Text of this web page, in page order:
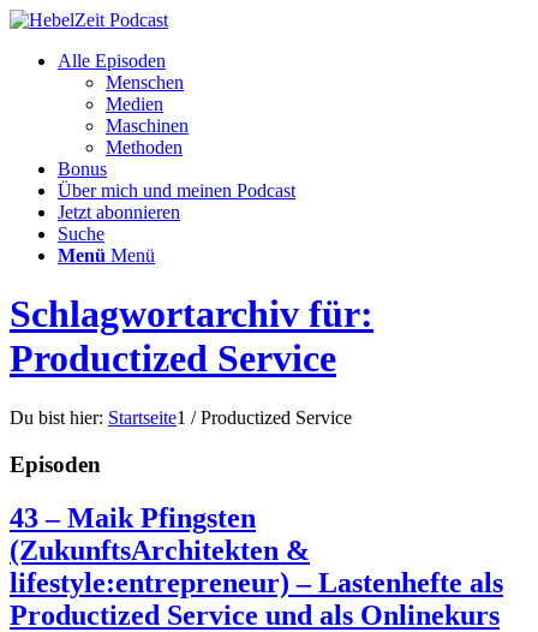
Alle Episoden
Menschen
Medien
Maschinen
Methoden
Bonus
Über mich und meinen Podcast
Jetzt abonnieren
Suche
Menü Menü
Schlagwortarchiv für:
Productized Service
Du bist hier: Startseite1 / Productized Service
Episoden
43 – Maik Pfingsten
(ZukunftsArchitekten &
lifestyle:entrepreneur) – Lastenhefte als
Productized Service und als Onlinekurs